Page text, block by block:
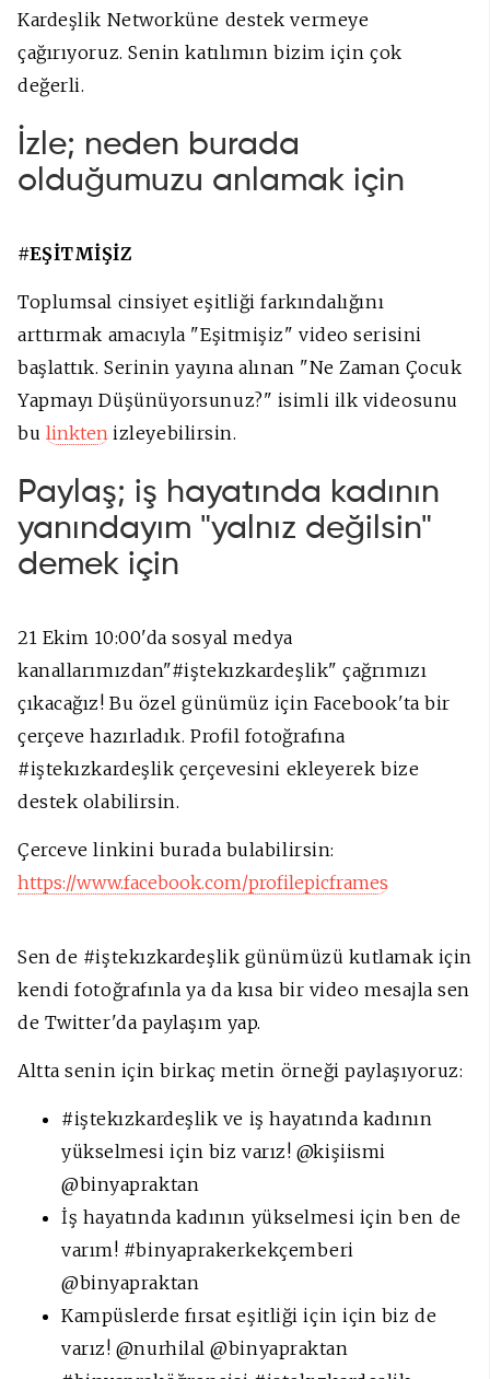
Kardeşlik Networküne destek vermeye
çağırıyoruz. Senin katılımın bizim için çok
değerli.
İzle; neden burada
olduğumuzu anlamak için
#EŞİTMİŞİZ
Toplumsal cinsiyet eşitliği farkındalığını
arttırmak amacıyla "Eşitmişiz" video serisini
başlattık. Serinin yayına alınan "Ne Zaman Çocuk
Yapmayı Düşünüyorsunuz?" isimli ilk videosunu
bu linktenizleyebilirsin.
Paylaş; iş hayatında kadının
yanındayım "yalnız değilsin"
demek için
21 Ekim 10:00'da sosyal medya
kanallarımızdan"#iştekızkardeşlik" çağrımızı
çıkacağız! Bu özel günümüz için Facebook'ta bir
çerçeve hazırladık. Profil fotoğrafına
#iştekızkardeşlik çerçevesini ekleyerek bize
destek olabilirsin.
Çerceve linkini burada bulabilirsin:
https://www.facebook.com/profilepicframes
Sen de #iştekızkardeşlik günümüzü kutlamak için
kendi fotoğrafınla ya da kısa bir video mesajla sen
de Twitter'da paylaşım yap.
Altta senin için birkaç metin örneği paylaşıyoruz:
#iştekızkardeşlik ve iş hayatında kadının
yükselmesi için biz varız! @kişiismi
@binyapraktan
İş hayatında kadının yükselmesi için ben de
varım! #binyaprakerkekçemberi
@binyapraktan
Kampüslerde fırsat eşitliği için için biz de
varız! @nurhilal @binyapraktan